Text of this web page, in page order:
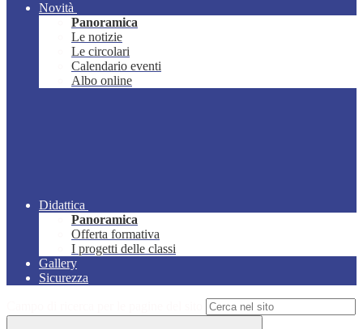
Novità
Panoramica
Le notizie
Le circolari
Calendario eventi
Albo online
Didattica
Panoramica
Offerta formativa
I progetti delle classi
Gallery
Sicurezza